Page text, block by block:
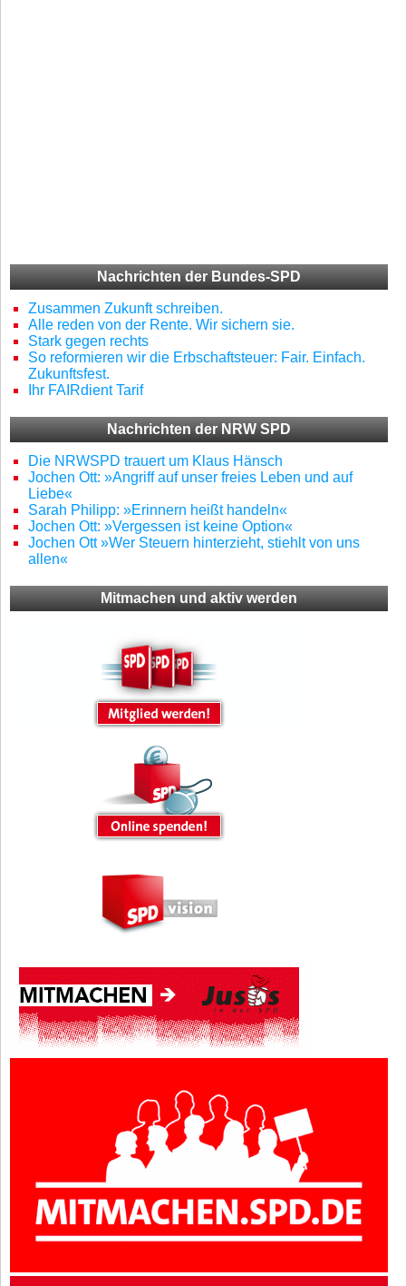
Nachrichten der Bundes-SPD
Zusammen Zukunft schreiben.
Alle reden von der Rente. Wir sichern sie.
Stark gegen rechts
So reformieren wir die Erbschaftsteuer: Fair. Einfach.
Zukunftsfest.
Ihr FAIRdient Tarif
Nachrichten der NRW SPD
Die NRWSPD trauert um Klaus Hänsch
Jochen Ott: »Angriff auf unser freies Leben und auf
Liebe«
Sarah Philipp: »Erinnern heißt handeln«
Jochen Ott: »Vergessen ist keine Option«
Jochen Ott »Wer Steuern hinterzieht, stiehlt von uns
allen«
Mitmachen und aktiv werden